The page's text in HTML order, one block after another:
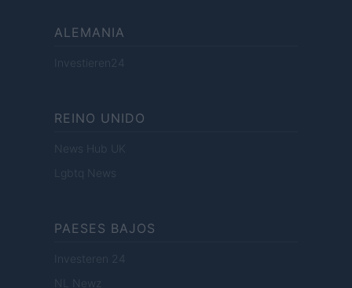
ALEMANIA
Investieren24
REINO UNIDO
News Hub UK
Lgbtq News
PAESES BAJOS
Investeren 24
NL Newz